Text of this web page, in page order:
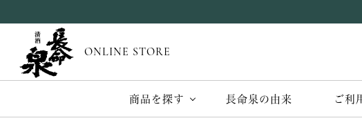
ONLINE STORE
商品を探す 長命泉の由来 ご利